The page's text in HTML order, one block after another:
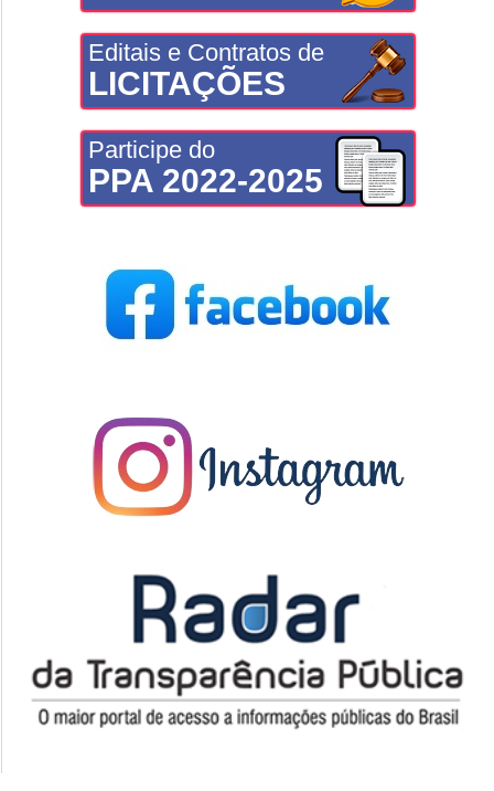
Editais e Contratos de
LICITAÇÕES
Participe do
PPA 2022-2025